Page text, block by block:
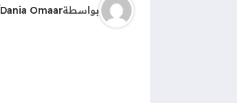
بواسطةDania Omaar